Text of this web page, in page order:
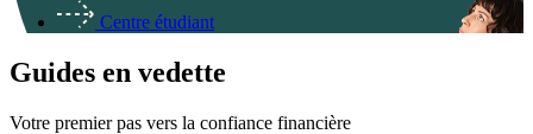
Centre étudiant
Guides en vedette
Votre premier pas vers la confiance financière